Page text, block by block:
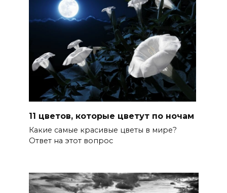
11 цветов, которые цветут по ночам
Какие самые красивые цветы в мире?
Ответ на этот вопрос